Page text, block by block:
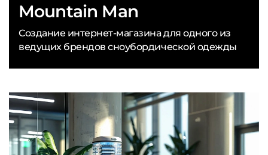
Mountain Man
Создание интернет-магазина для одного из
ведущих брендов сноубордической одежды